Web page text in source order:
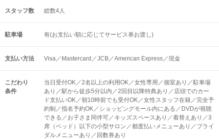
スタッフ数 総数4人
駐車場 有(お支払い額に応じてサービス券お渡し)
支払い方法 Visa／Mastercard／JCB／American Express／現金
こだわり
条件
当日受付OK／2名以上の利用OK／女性専用／個室あり／駐車場
あり／駅から徒歩5分以内／2回目以降特典あり／店頭でのカー
ド支払いOK／朝10時前でも受付OK／女性スタッフ在籍／完全予
約制／指名予約OK／ショッピングモール内にある／DVDが視聴
できる／お子さま同伴可／キッズスペースあり／着替えあり／3
席（ベッド）以下の小型サロン／都度払いメニューあり／ブライ
ダルメニューあり／回数券あり